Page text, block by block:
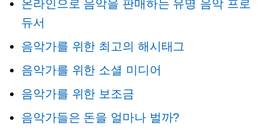
온라인으로 음악을 판매하는 유명 음악 프로
듀서
음악가를 위한 최고의 해시태그
음악가를 위한 소셜 미디어
음악가를 위한 보조금
음악가들은 돈을 얼마나 벌까?